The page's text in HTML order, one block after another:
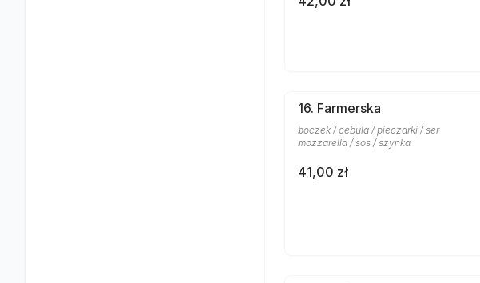
16. Farmerska
boczek / cebula / pieczarki / ser
mozzarella / sos / szynka
41,00 zł